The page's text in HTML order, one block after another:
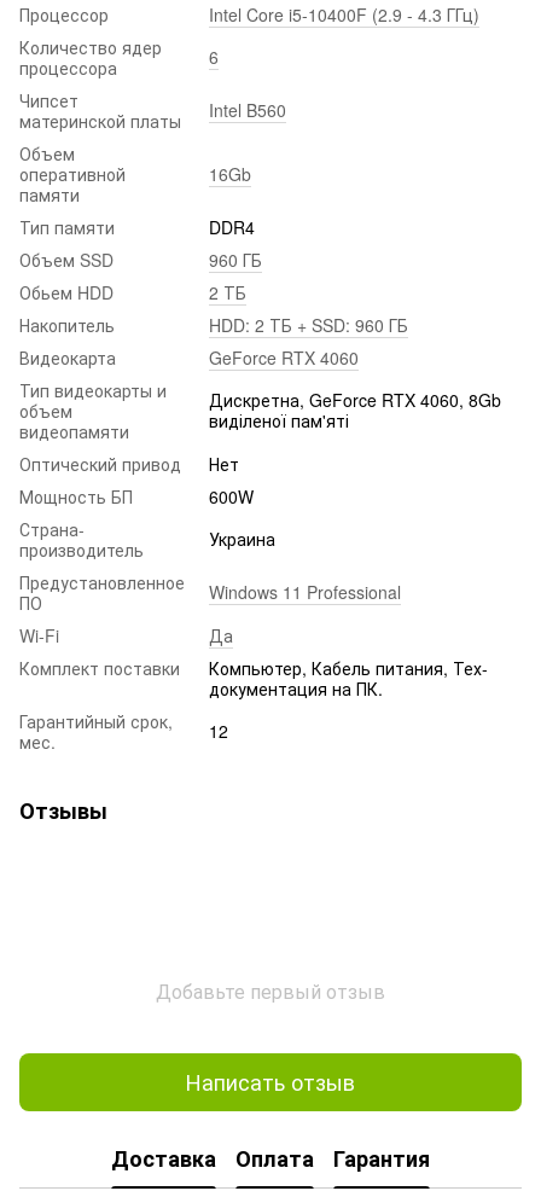
Процессор
Intel Core i5-10400F (2.9 - 4.3 ГГц)
Количество ядер
процессора
6
Чипсет
материнской платы
Intel B560
Объем
оперативной
памяти
16Gb
Тип памяти
DDR4
Объем SSD
960 ГБ
Обьем HDD
2 ТБ
Накопитель
HDD: 2 ТБ + SSD: 960 ГБ
Видеокарта
GeForce RTX 4060
Тип видеокарты и
объем
видеопамяти
Дискретна, GeForce RTX 4060, 8Gb
виділеної пам'яті
Оптический привод
Нет
Мощность БП
600W
Страна-
производитель
Украина
Предустановленное
ПО
Windows 11 Professional
Wi-Fi
Да
Комплект поставки
Компьютер, Кабель питания, Тех-
документация на ПК.
Гарантийный срок,
мес.
12
Отзывы
Добавьте первый отзыв
Написать отзыв
Доставка Оплата Гарантия